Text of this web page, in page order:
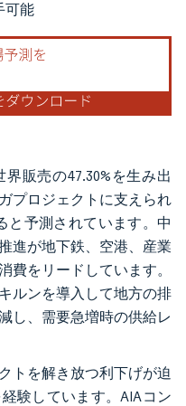
可能
販売の47.30%を生み出
プロジェクトに支えられ
と予測されています。中
進が地下鉄、空港、産業
費をリードしています。
ルンを導入して地方の排
し、需要急増時の供給レ
トを解き放つ利下げが迫
験しています。AIAコン